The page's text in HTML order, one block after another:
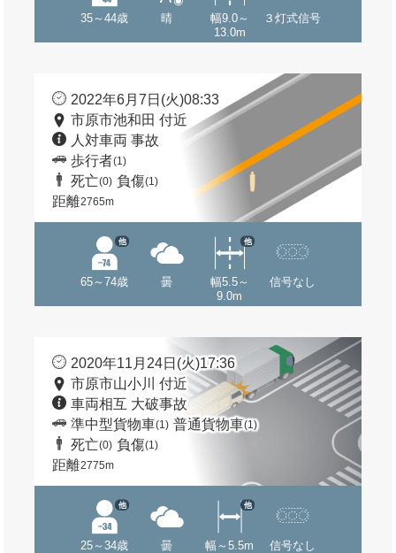
35～44歳 晴
幅9.0～
13.0m
３灯式信号
2022年6月7日(火)08:33
市原市池和田 付近
人対車両 事故
歩行者(1)
死亡(0) 負傷(1)
距離2765m
65～74歳
他
曇
幅5.5～
9.0m
他
信号なし
2020年11月24日(火)17:36
市原市山小川 付近
車両相互 大破事故
準中型貨物車(1) 普通貨物車(1)
死亡(0) 負傷(1)
距離2775m
25～34歳
他
曇 幅～5.5m
他
信号なし